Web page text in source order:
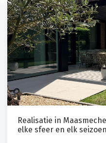
Realisatie in
elke sfeer en elk seizoen